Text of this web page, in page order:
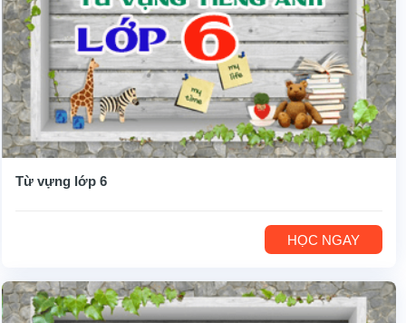
Từ vựng lớp 6
HỌC NGAY